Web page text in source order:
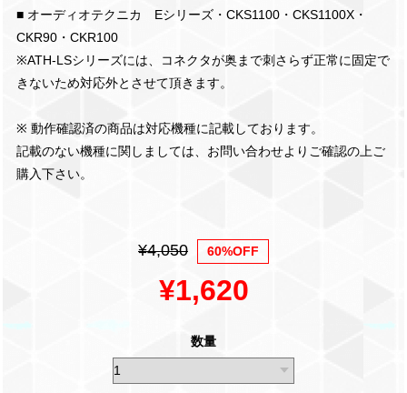
■ オーディオテクニカ Eシリーズ・CKS1100・CKS1100X・
CKR90・CKR100
※ATH-LSシリーズには、コネクタが奥まで刺さらず正常に固定で
きないため対応外とさせて頂きます。
※ 動作確認済の商品は対応機種に記載しております。
記載のない機種に関しましては、お問い合わせよりご確認の上ご
購入下さい。
¥4,050 60%OFF
¥1,620
数量